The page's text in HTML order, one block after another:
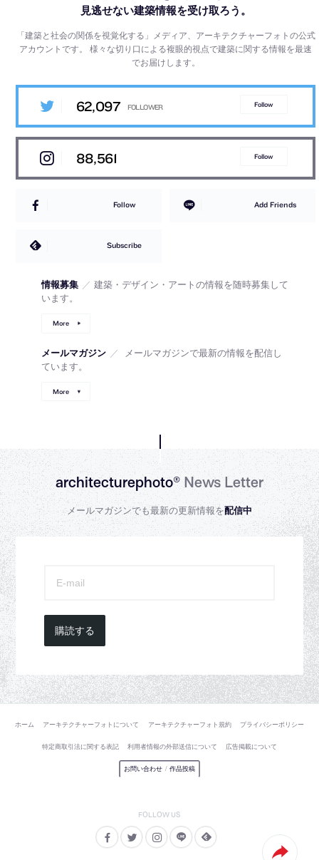
見逃せない建築情報を受け取ろう。
「建築と社会の関係を視覚化する」メディア、アーキテクチャーフォトの公式
アカウントです。様々な切り口による複眼的視点で建築に関する情報を最速
でお届けします。
62,097 Follow
88,561 Follow
Follow Add Friends
Subscribe
情報募集 ／ 建築・デザイン・アートの情報を随時募集して
います。
More
メールマガジン ／
メールマガジンで最新の情報を配信し
ています。
More
architecturephoto®News Letter
メールマガジンでも最新の更新情報を配信中
購読する
ホーム アーキテクチャーフォトについて アーキテクチャーフォト規約 プライバシーポリシー
特定商取引法に関する表記 利用者情報の外部送信について 広告掲載について
お問い合わせ / 作品投稿